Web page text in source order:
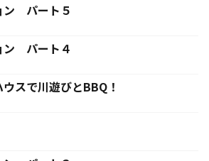
ン パート５
ン パート４
スで川遊びとBBQ！